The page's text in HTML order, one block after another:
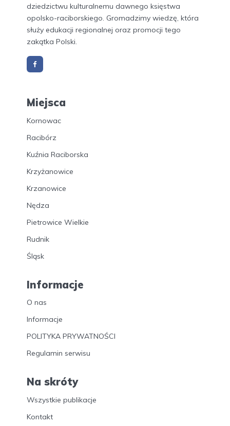
dziedzictwu kulturalnemu dawnego księstwa
opolsko-raciborskiego. Gromadzimy wiedzę, która
służy edukacji regionalnej oraz promocji tego
zakątka Polski.
Miejsca
Kornowac
Racibórz
Kuźnia Raciborska
Krzyżanowice
Krzanowice
Nędza
Pietrowice Wielkie
Rudnik
Śląsk
Informacje
O nas
Informacje
POLITYKA PRYWATNOŚCI
Regulamin serwisu
Na skróty
Wszystkie publikacje
Kontakt